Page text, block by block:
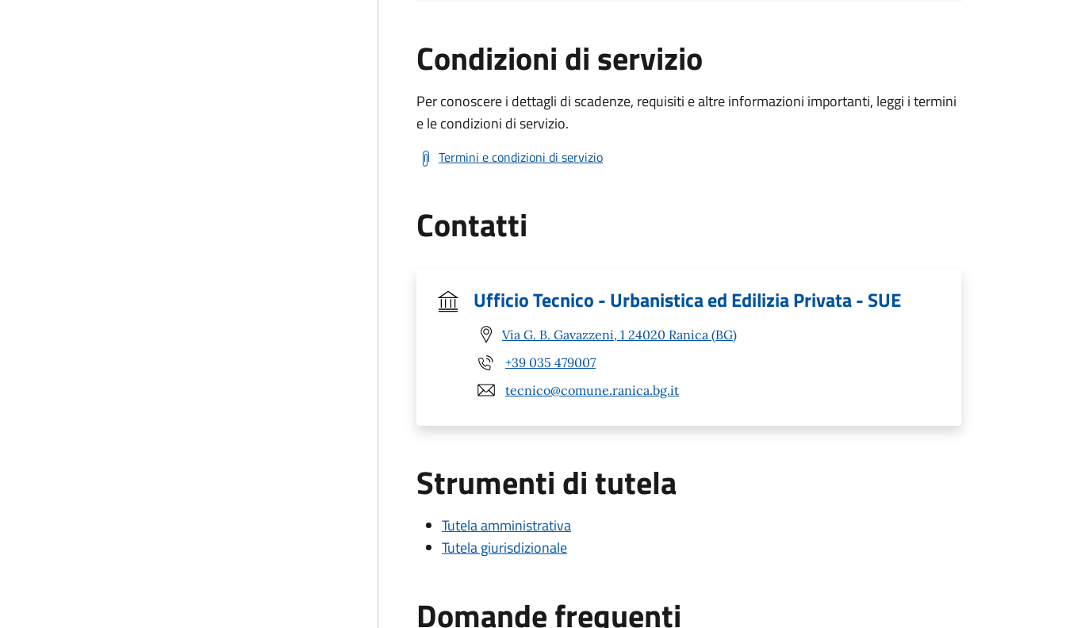
Condizioni di servizio
Per conoscere i dettagli di scadenze, requisiti e altre informazioni importanti, leggi i termini
e le condizioni di servizio.
Termini e condizioni di servizio
Contatti
Ufficio Tecnico - Urbanistica ed Edilizia Privata - SUE
Via G. B. Gavazzeni, 1 24020 Ranica (BG)
+39 035 479007
tecnico@comune.ranica.bg.it
Strumenti di tutela
Tutela amministrativa
Tutela giurisdizionale
Domande frequenti